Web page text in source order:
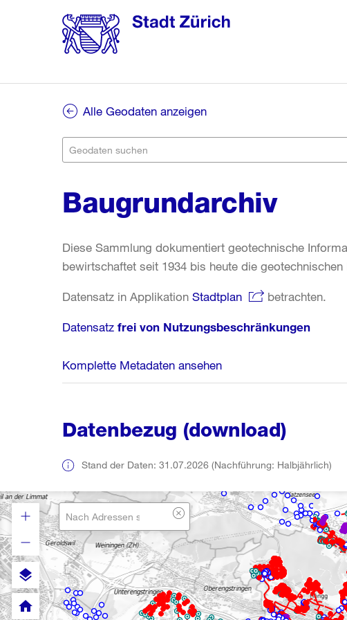
Alle Geodaten anzeigen
Baugrundarchiv
Diese Sammlung dokumentiert geotechnische
bewirtschaftet seit 1934 bis heute die
Datensatz in Applikation Stadtplan betrachten.
Datensatz frei von Nutzungsbeschränkungen
Komplette Metadaten ansehen
Datenbezug (download)
Stand der Daten: 31.07.2026 (Nachführung: Halbjährlich)
layers
home